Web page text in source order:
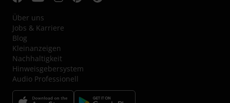
Über uns
Jobs & Karriere
Blog
Kleinanzeigen
Nachhaltigkeit
Hinweisgebersystem
Audio Professionell